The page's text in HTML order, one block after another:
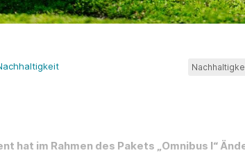
hat im Rahmen des Pakets „Omnibus I“